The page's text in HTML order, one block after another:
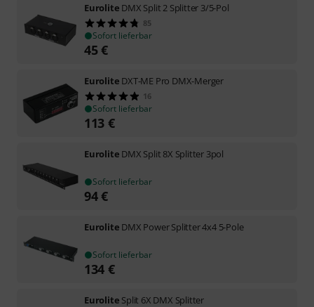
Eurolite DMX Split 2 Splitter 3/5-Pol
85
Sofort lieferbar
45€
Eurolite DXT-ME Pro DMX-Merger
16
Sofort lieferbar
113 €
Eurolite DMX Split 8X Splitter 3pol
Sofort lieferbar
94€
Eurolite DMX Power Splitter 4x4 5-Pole
Sofort lieferbar
134 €
Eurolite Split 6X DMX Splitter